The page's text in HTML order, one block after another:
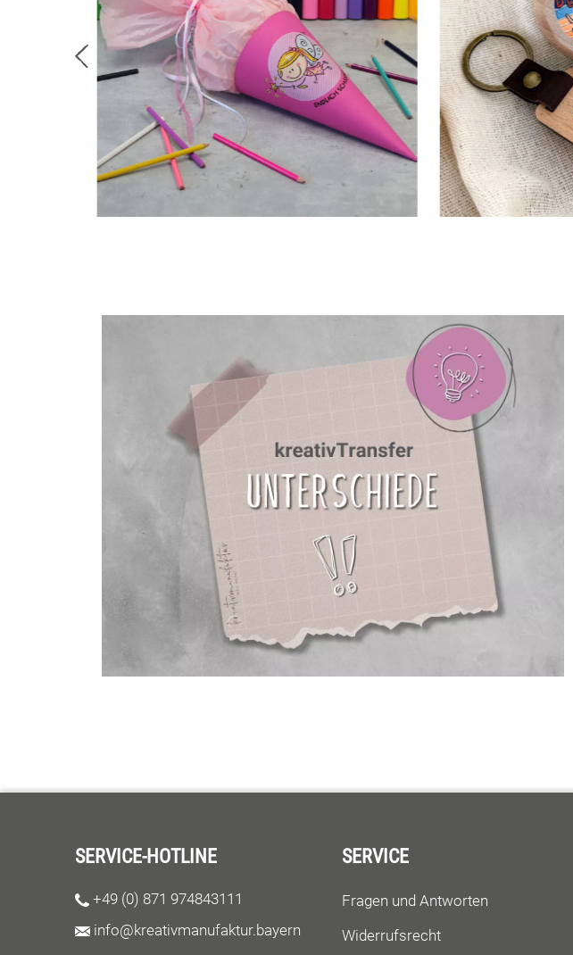
SERVICE-HOTLINE
+49 (0) 871 974843111
info@kreativmanufaktur.bayern
SERVICE
Fragen und Antworten
Widerrufsrecht